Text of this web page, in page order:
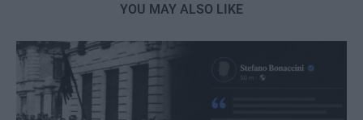
YOU MAY ALSO LIKE